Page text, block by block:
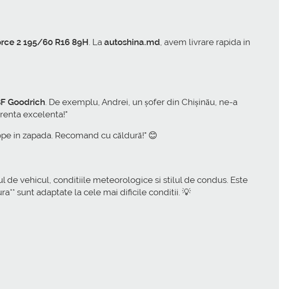
2 195/60 R16 89H . La autoshina.md , avem livrare rapida in
Goodrich . De exemplu, Andrei, un șofer din Chișinău, ne-a
excelenta!"
in zapada. Recomand cu căldură!" 😊
vehicul, conditiile meteorologice si stilul de condus. Este
sunt adaptate la cele mai dificile conditii. 💡